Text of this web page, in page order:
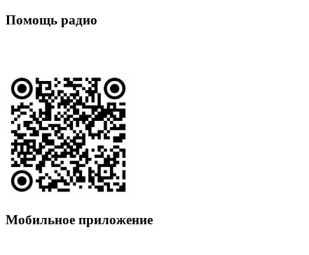
Помощь радио
Мобильное приложение